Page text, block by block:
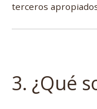
terceros
3. ¿Qué